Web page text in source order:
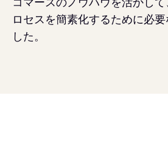
ロセスを簡素化するために必
した。